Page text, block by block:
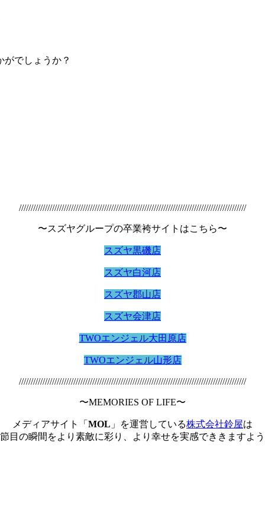
でしょうか？
////////////////////////////////////////////////////////////////////////////////////////////////
〜スズヤグループの卒業袴サイトはこちら〜
スズヤ黒磯店
スズヤ白河店
スズヤ郡山店
スズヤ会津店
TWOエンジェル大田原店
TWOエンジェル山形店
////////////////////////////////////////////////////////////////////////////////////////////////
〜MEMORIES OF LIFE〜
メディアサイト「 MOL 」を運営している株式会社鈴屋は
目の瞬間をより素敵に彩り、より幸せを実感でききますよう